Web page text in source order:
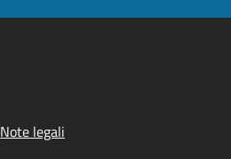
Note legali